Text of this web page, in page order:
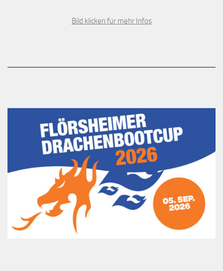
Bild klicken für mehr Infos